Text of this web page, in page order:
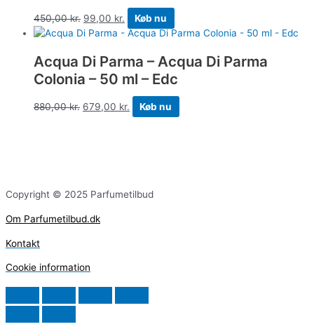
450,00kr. 99,00 kr. Køb nu
Acqua Di Parma – Acqua Di Parma
Colonia – 50 ml – Edc
880,00kr. 679,00 kr. Køb nu
Copyright © 2025 Parfumetilbud
Om Parfumetilbud.dk
Kontakt
Cookie information